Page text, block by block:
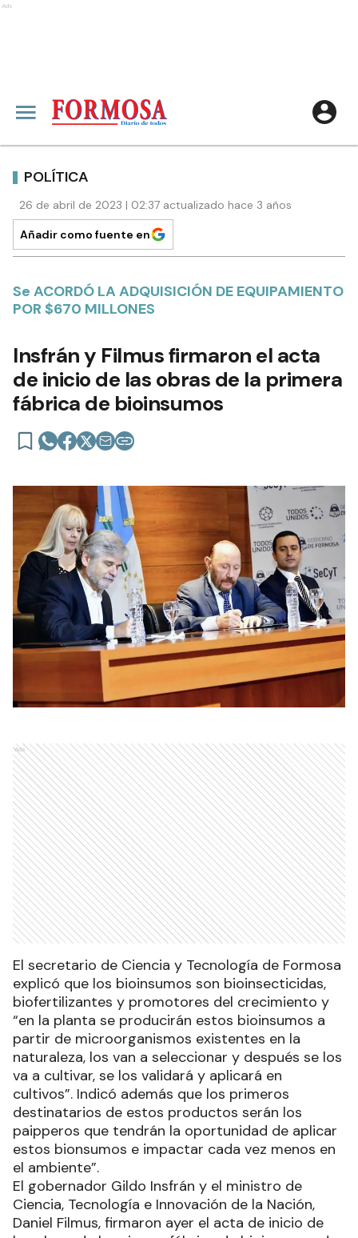
Ads
POLÍTICA
26 de abril de 2023 | 02:37 actualizado hace 3 años
Añadir como fuente en
Se ACORDÓ LA ADQUISICIÓN DE EQUIPAMIENTO
POR $670 MILLONES
Insfrán y Filmus firmaron el acta
de inicio de las obras de la primera
fábrica de bioinsumos
Ads
El secretario de Ciencia y Tecnología de Formosa
explicó que los bioinsumos son bioinsecticidas,
biofertilizantes y promotores del crecimiento y
“en la planta se producirán estos bioinsumos a
partir de microorganismos existentes en la
naturaleza, los van a seleccionar y después se los
va a cultivar, se los validará y aplicará en
cultivos”. Indicó además que los primeros
destinatarios de estos productos serán los
paipperos que tendrán la oportunidad de aplicar
estos bionsumos e impactar cada vez menos en
el ambiente”.
El gobernador Gildo Insfrán y el ministro de
Ciencia, Tecnología e Innovación de la Nación,
Daniel Filmus, firmaron ayer el acta de inicio de